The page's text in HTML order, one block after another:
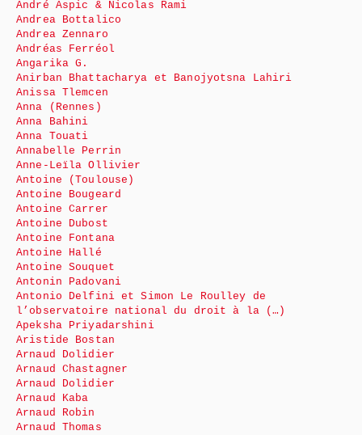
André Aspic & Nicolas Rami
Andrea Bottalico
Andrea Zennaro
Andréas Ferréol
Angarika G.
Anirban Bhattacharya et Banojyotsna Lahiri
Anissa Tlemcen
Anna (Rennes)
Anna Bahini
Anna Touati
Annabelle Perrin
Anne-Leïla Ollivier
Antoine (Toulouse)
Antoine Bougeard
Antoine Carrer
Antoine Dubost
Antoine Fontana
Antoine Hallé
Antoine Souquet
Antonin Padovani
Antonio Delfini et Simon Le Roulley de
l’observatoire national du droit à la (…)
Apeksha Priyadarshini
Aristide Bostan
Arnaud Dolidier
Arnaud Chastagner
Arnaud Dolidier
Arnaud Kaba
Arnaud Robin
Arnaud Thomas